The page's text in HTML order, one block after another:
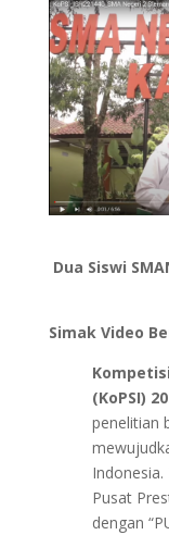
Dua Siswi
Simak Video
(KoPSI)
penelitian
Pusat
dengan